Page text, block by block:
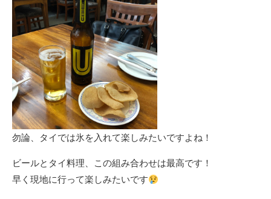
勿論、タイでは氷を入れて楽しみたいですよね！
ビールとタイ料理、この組み合わせは最高です！
早く現地に行って楽しみたいです